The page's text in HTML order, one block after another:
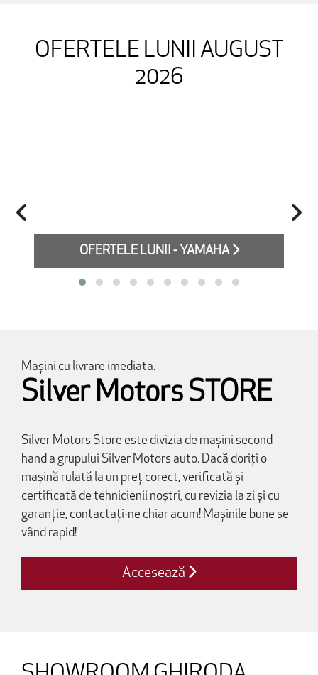
OFERTELE LUNII AUGUST
2026
OFERTELE LUNII - YAMAHA
Mașini cu livrare imediata.
Silver Motors STORE
Silver Motors Store este divizia de mașini second
hand a grupului Silver Motors auto. Dacă doriți o
mașină rulată la un preț corect, verificată și
certificată de tehnicienii noștri, cu revizia la zi și cu
garanție, contactați-ne chiar acum! Mașinile bune se
vând rapid!
Accesează